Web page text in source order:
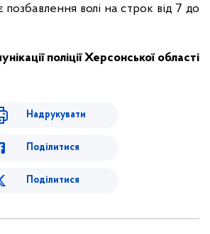
позбавлення волі на строк від 7 до
поліції Херсонської області
Надрукувати
Поділитися
Поділитися